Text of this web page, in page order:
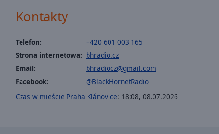
Background
Kontakty
Telefon:
+420 601 003 165
Strona internetowa: bhradio.cz
Email:
bhradiocz@gmail.com
Facebook:
@BlackHornetRadio
Czas w mieście Praha Klánovice: 18:08, 08.07.2026